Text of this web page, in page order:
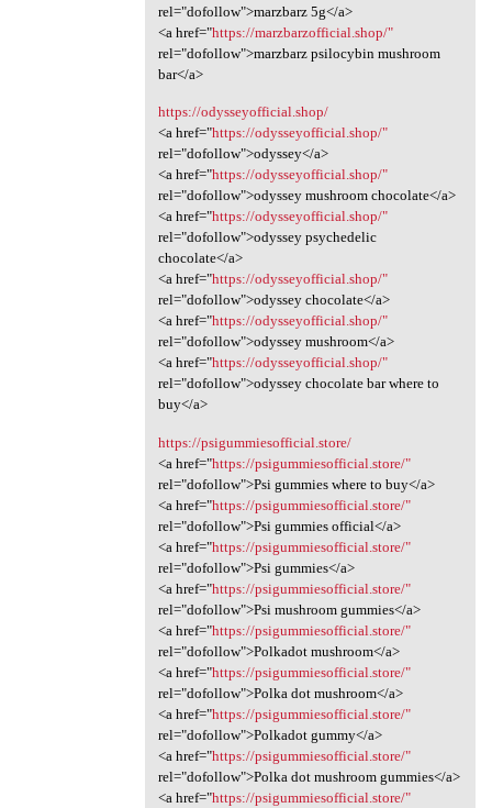
rel="dofollow">marzbarz 5g</a>
<a href="https://marzbarzofficial.shop/"
rel="dofollow">marzbarz psilocybin mushroom
bar</a>
https://odysseyofficial.shop/
<a href="https://odysseyofficial.shop/"
rel="dofollow">odyssey</a>
<a href="https://odysseyofficial.shop/"
rel="dofollow">odyssey mushroom chocolate</a>
<a href="https://odysseyofficial.shop/"
rel="dofollow">odyssey psychedelic
chocolate</a>
<a href="https://odysseyofficial.shop/"
rel="dofollow">odyssey chocolate</a>
<a href="https://odysseyofficial.shop/"
rel="dofollow">odyssey mushroom</a>
<a href="https://odysseyofficial.shop/"
rel="dofollow">odyssey chocolate bar where to
buy</a>
https://psigummiesofficial.store/
<a href="https://psigummiesofficial.store/"
rel="dofollow">Psi gummies where to buy</a>
<a href="https://psigummiesofficial.store/"
rel="dofollow">Psi gummies official</a>
<a href="https://psigummiesofficial.store/"
rel="dofollow">Psi gummies</a>
<a href="https://psigummiesofficial.store/"
rel="dofollow">Psi mushroom gummies</a>
<a href="https://psigummiesofficial.store/"
rel="dofollow">Polkadot mushroom</a>
<a href="https://psigummiesofficial.store/"
rel="dofollow">Polka dot mushroom</a>
<a href="https://psigummiesofficial.store/"
rel="dofollow">Polkadot gummy</a>
<a href="https://psigummiesofficial.store/"
rel="dofollow">Polka dot mushroom gummies</a>
<a href="https://psigummiesofficial.store/"